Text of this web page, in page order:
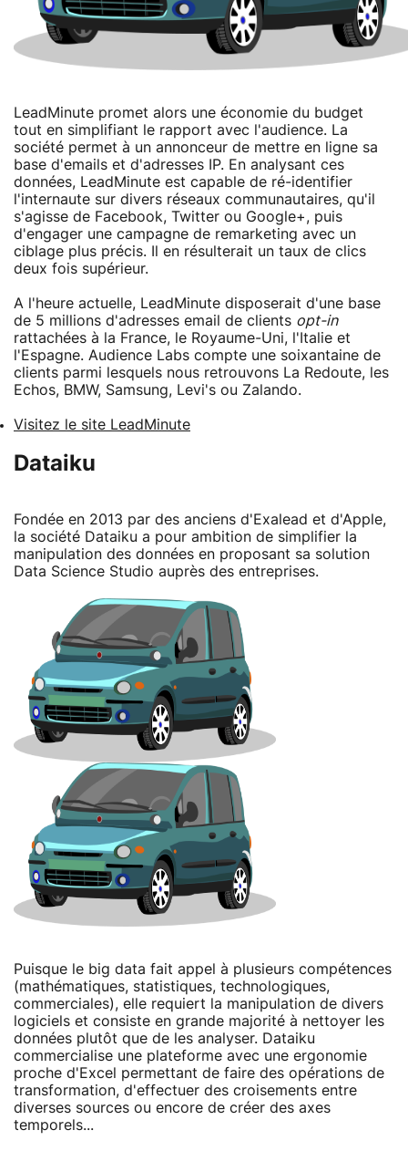
LeadMinute promet alors une économie du budget
tout en simplifiant le rapport avec l'audience. La
société permet à un annonceur de mettre en ligne sa
base d'emails et d'adresses IP. En analysant ces
données, LeadMinute est capable de ré-identifier
l'internaute sur divers réseaux communautaires, qu'il
s'agisse de Facebook, Twitter ou Google+, puis
d'engager une campagne de remarketing avec un
ciblage plus précis. Il en résulterait un taux de clics
deux fois supérieur.
A l'heure actuelle, LeadMinute disposerait d'une base
de 5 millions d'adresses email de clients opt-in
rattachées à la France, le Royaume-Uni, l'Italie et
l'Espagne. Audience Labs compte une soixantaine de
clients parmi lesquels nous retrouvons La Redoute, les
Echos, BMW, Samsung, Levi's ou Zalando.
Visitez le site LeadMinute
Dataiku
Fondée en 2013 par des anciens d'Exalead et d'Apple,
la société Dataiku a pour ambition de simplifier la
manipulation des données en proposant sa solution
Data Science Studio auprès des entreprises.
Puisque le big data fait appel à plusieurs compétences
(mathématiques, statistiques, technologiques,
commerciales), elle requiert la manipulation de divers
logiciels et consiste en grande majorité à nettoyer les
données plutôt que de les analyser. Dataiku
commercialise une plateforme avec une ergonomie
proche d'Excel permettant de faire des opérations de
transformation, d'effectuer des croisements entre
diverses sources ou encore de créer des axes
temporels...